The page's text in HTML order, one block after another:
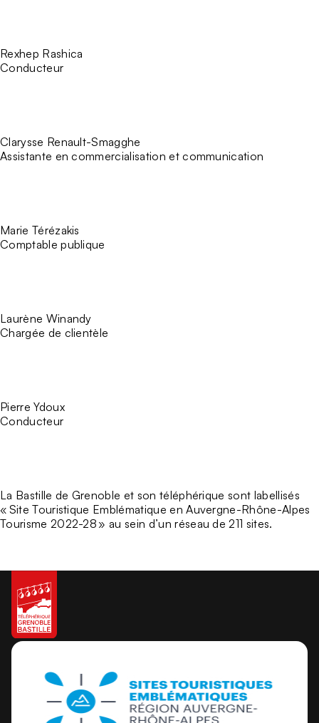
Rexhep Rashica
Conducteur
Clarysse Renault-Smagghe
Assistante en commercialisation et communication
Marie Térézakis
Comptable publique
Laurène Winandy
Chargée de clientèle
Pierre Ydoux
Conducteur
La Bastille de Grenoble et son téléphérique sont labellisés
« Site Touristique Emblématique en Auvergne-Rhône-Alpes
Tourisme 2022-28 » au sein d’un réseau de 211 sites.